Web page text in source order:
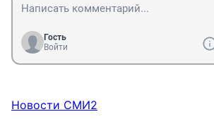
Гость
Войти
Новости СМИ2